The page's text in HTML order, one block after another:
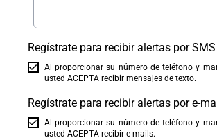
Regístrate para recibir alertas por SMS
Al proporcionar su número de teléfono y
usted ACEPTA recibir mensajes de texto.
Regístrate para recibir alertas por e-
Al proporcionar su número de teléfono y
usted ACEPTA recibir e-mails.